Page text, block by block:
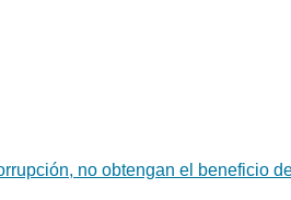
no obtengan el beneficio